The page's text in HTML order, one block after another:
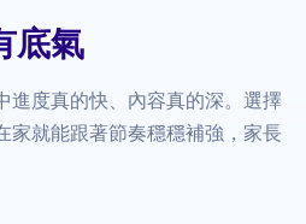
底氣
進度真的快、內容真的深。選擇
家就能跟著節奏穩穩補強，家長